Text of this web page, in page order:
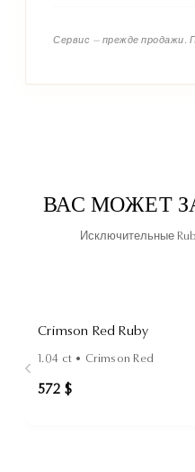
Сервис — прежде продажи.
ВАС МОЖЕТ
Исключительные
Crimson Red Ruby
1.04 ct • Crimson Red
572 $